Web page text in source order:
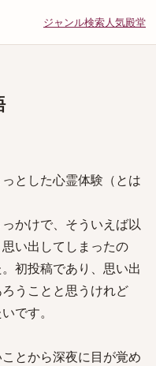
ジャンル検索人気殿堂
とした心霊体験（とは
かけで、そういえば以
い出してしまったの
初投稿であり、思い出
うことと思うけれど
です。
とから深夜に目が覚め